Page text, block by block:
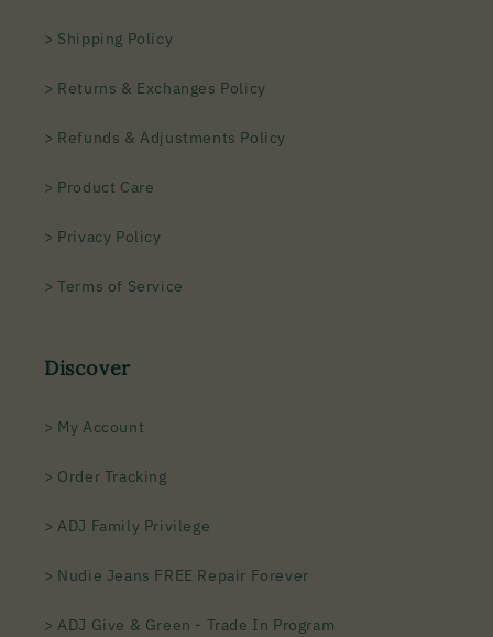
> Shipping Policy
> Returns & Exchanges Policy
> Refunds & Adjustments Policy
> Product Care
> Privacy Policy
> Terms of Service
Discover
> My Account
> Order Tracking
> ADJ Family Privilege
> Nudie Jeans FREE Repair Forever
> ADJ Give & Green - Trade In Program